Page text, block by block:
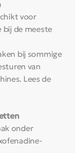
voor
bij de meeste
bij sommige
van
Lees de
onder